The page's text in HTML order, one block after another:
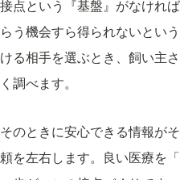
接点という『基盤』がなけれ
らう機会すら得られないとい
ける相手を選ぶとき、飼い主
く調べます。
そのときに安心できる情報が
頼を左右します。良い医療を